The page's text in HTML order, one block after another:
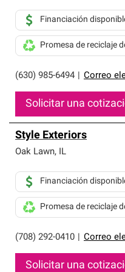
(630) 985-6494 Correo
Financiación
Promesa de reciclaje
Solicitar una
Style Exteriors
Oak Lawn, IL
(708) 292-0410 Correo
Financiación
Promesa de reciclaje
Solicitar una